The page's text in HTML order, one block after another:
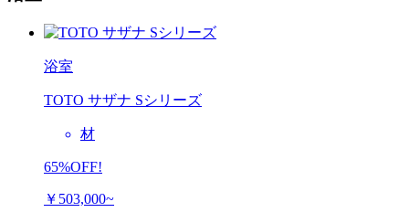
浴室
TOTO サザナ Sシリーズ
材
65%OFF!
￥503,000~